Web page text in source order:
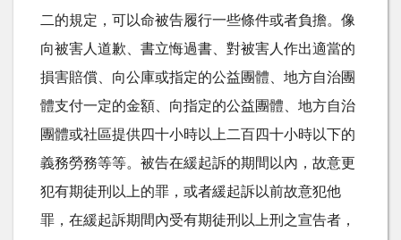
二的規定，可以命被告履行一些條件或者負擔。像
向被害人道歉、書立悔過書、對被害人作出適當的
損害賠償、向公庫或指定的公益團體、地方自治團
體支付一定的金額、向指定的公益團體、地方自治
團體或社區提供四十小時以上二百四十小時以下的
義務勞務等等。被告在緩起訴的期間以內，故意更
犯有期徒刑以上的罪，或者緩起訴以前故意犯他
罪，在緩起訴期間內受有期徒刑以上刑之宣告者，